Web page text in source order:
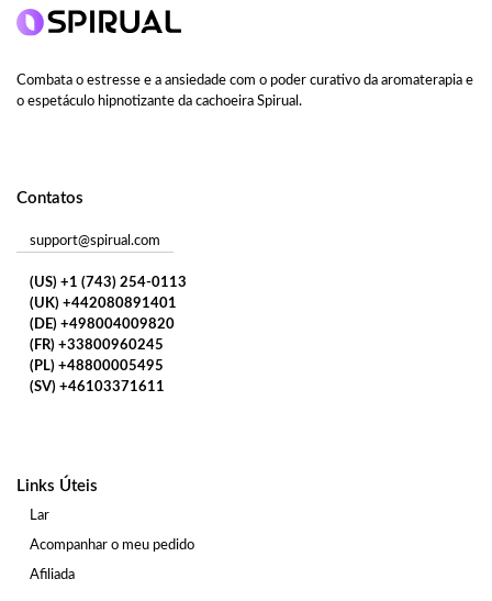
Combata o estresse e a ansiedade com o poder curativo da aromaterapia e
o espetáculo hipnotizante da cachoeira Spirual.
Contatos
support@spirual.com
(US) +1 (743) 254-0113
(UK) +442080891401
(DE) +498004009820
(FR) +33800960245
(PL) +48800005495
(SV) +46103371611
Links Úteis
Lar
Acompanhar o meu pedido
Afiliada